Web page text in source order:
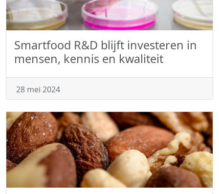
Smartfood R&D blijft investeren in
mensen, kennis en kwaliteit
28 mei 2024